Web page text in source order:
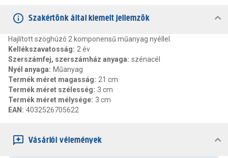
Szakértőnk által kiemelt jellemzők
Hajlított szöghúzó 2 komponensű műanyag nyéllel.
Kellékszavatosság: 2 év
Szerszámfej, szerszámház anyaga: szénacél
Nyél anyaga: Műanyag
Termék méret magasság: 21 cm
Termék méret szélesség: 3 cm
Termék méret mélysége: 3 cm
EAN : 4032526705622
Vásárlói vélemények